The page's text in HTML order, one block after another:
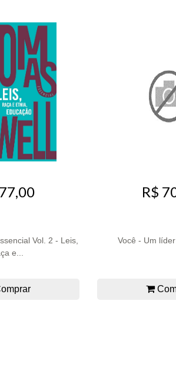
Vol. 2 - Leis,
e...
R$
Você - Um